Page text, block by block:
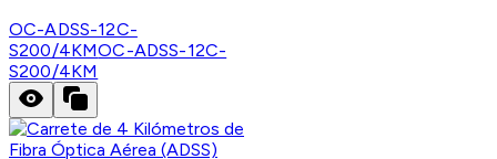
OC-ADSS-12C-
S200/4KMOC-ADSS-12C-
S200/4KM